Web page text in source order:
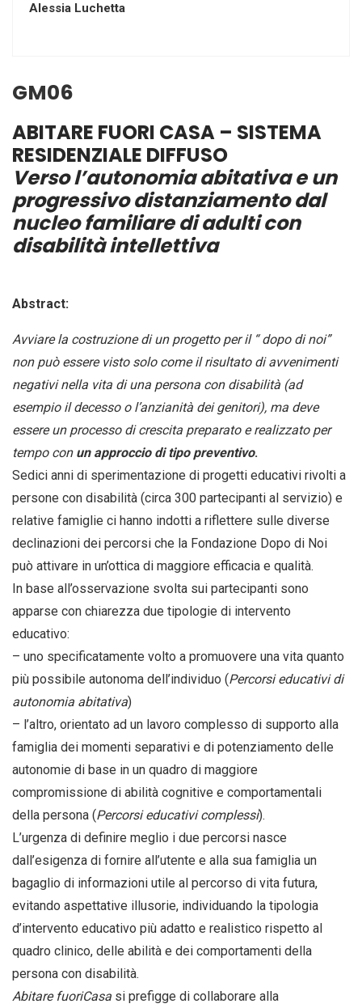
Alessia Luchetta
GM06
ABITARE FUORI CASA – SISTEMA
RESIDENZIALE DIFFUSO
Verso l’autonomia abitativa e un
progressivo distanziamento dal
nucleo familiare di adulti con
disabilità intellettiva
Abstract:
Avviare la costruzione di un progetto per il “ dopo di noi”
non può essere visto solo come il risultato di avvenimenti
negativi nella vita di una persona con disabilità (ad
esempio il decesso o l’anzianità dei genitori), ma deve
essere un processo di crescita preparato e realizzato per
tempo con un approccio di tipo preventivo.
Sedici anni di sperimentazione di progetti educativi rivolti a
persone con disabilità (circa 300 partecipanti al servizio) e
relative famiglie ci hanno indotti a riflettere sulle diverse
declinazioni dei percorsi che la Fondazione Dopo di Noi
può attivare in un’ottica di maggiore efficacia e qualità.
In base all’osservazione svolta sui partecipanti sono
apparse con chiarezza due tipologie di intervento
educativo:
– uno specificatamente volto a promuovere una vita quanto
più possibile autonoma dell’individuo (Percorsi educativi di
autonomia abitativa)
– l’altro, orientato ad un lavoro complesso di supporto alla
famiglia dei momenti separativi e di potenziamento delle
autonomie di base in un quadro di maggiore
compromissione di abilità cognitive e comportamentali
della persona (Percorsi educativi complessi).
L’urgenza di definire meglio i due percorsi nasce
dall’esigenza di fornire all’utente e alla sua famiglia un
bagaglio di informazioni utile al percorso di vita futura,
evitando aspettative illusorie, individuando la tipologia
d’intervento educativo più adatto e realistico rispetto al
quadro clinico, delle abilità e dei comportamenti della
persona con disabilità.
Abitare fuoriCasa si prefigge di collaborare alla